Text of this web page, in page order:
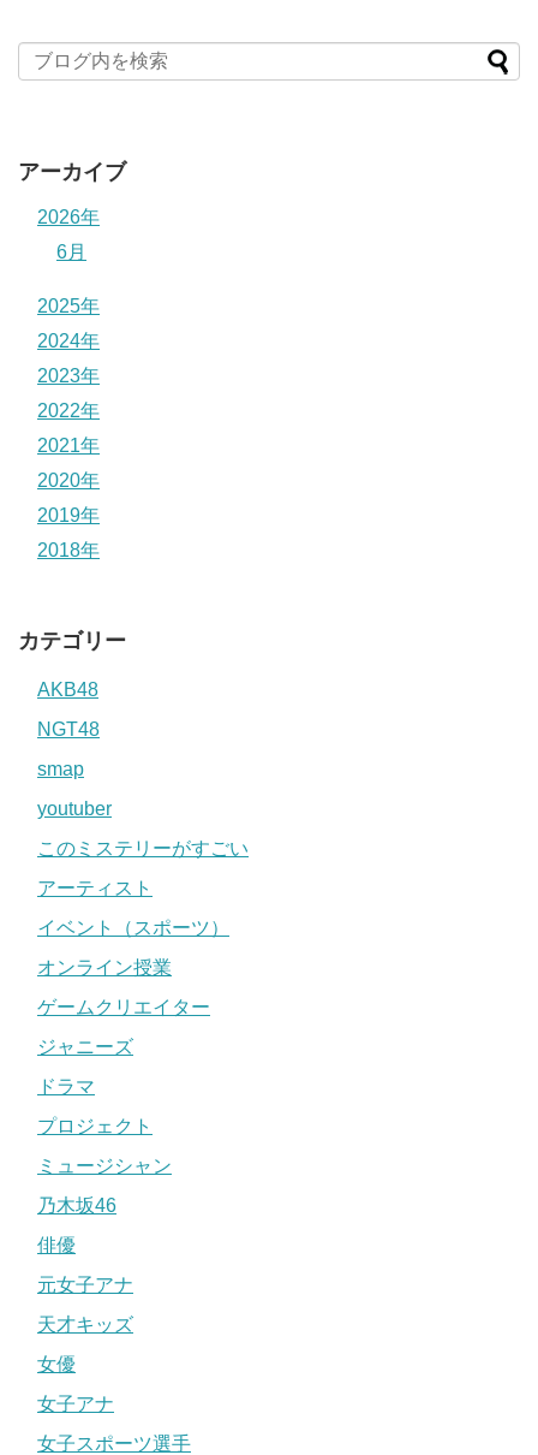
アーカイブ
2026年
6月
2025年
2024年
2023年
2022年
2021年
2020年
2019年
2018年
カテゴリー
AKB48
NGT48
smap
youtuber
このミステリーがすごい
アーティスト
イベント（スポーツ）
オンライン授業
ゲームクリエイター
ジャニーズ
ドラマ
プロジェクト
ミュージシャン
乃木坂46
俳優
元女子アナ
天才キッズ
女優
女子アナ
女子スポーツ選手